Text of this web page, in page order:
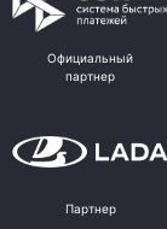
Официальный
партнер
Партнер